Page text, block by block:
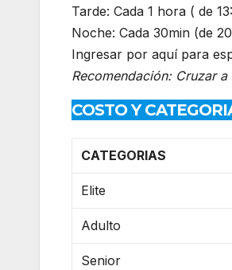
Tarde: Cada 1 hora ( de
Noche: Cada 30min (de
Ingresar por aquí para
Recomendación: Cruzar
COSTO Y
CATEGORIAS
Elite
Adulto
Senior